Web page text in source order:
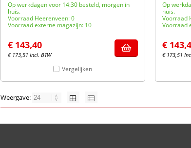
Op werkdagen voor 14:30 besteld, morgen in
huis.
Voorraad Heerenveen: 0
Voorraad externe magazijn: 10
€ 143,40
€ 173,51 Incl. BTW
Vergelijken
Op
huis.
Voorraad
Voorraad
€
€ 173,51
Weergave: